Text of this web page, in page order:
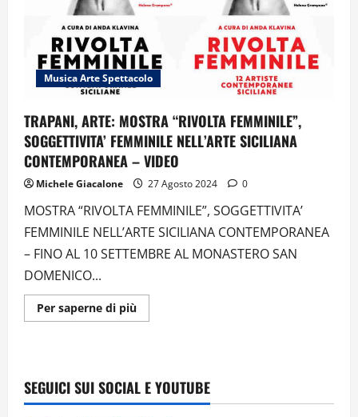
Musica Arte Spettacolo
TRAPANI, ARTE: MOSTRA “RIVOLTA FEMMINILE”,
SOGGETTIVITA’ FEMMINILE NELL’ARTE SICILIANA
CONTEMPORANEA – VIDEO
Michele Giacalone 27 Agosto 2024 0
MOSTRA “RIVOLTA FEMMINILE”, SOGGETTIVITA’
FEMMINILE NELL’ARTE SICILIANA CONTEMPORANEA
– FINO AL 10 SETTEMBRE AL MONASTERO SAN
DOMENICO...
Per saperne di piùUlteriori
informazioni
FEMMINILE”,
SOGGETTIVITA’
FEMMINILE
SEGUICI SUI SOCIAL E YOUTUBE